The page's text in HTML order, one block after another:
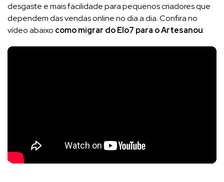
desgaste e mais facilidade para pequenos criadores que
dependem das vendas online no dia a dia. Confira no
vídeo abaixo como migrar do Elo7 para o Artesanou: